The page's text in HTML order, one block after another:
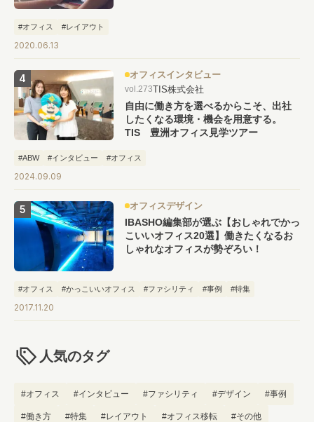
#オフィス #レイアウト
2020.06.13
オフィスインタビュー
vol.273TIS株式会社
自由に働き方を選べるからこそ、出社
したくなる環境・機会を用意する。
TIS 豊洲オフィス見学ツアー
#ABW #インタビュー #オフィス
2024.09.09
オフィスデザイン
IBASHO編集部が選ぶ【おしゃれでかっ
こいいオフィス20選】働きたくなるお
しゃれなオフィスが勢ぞろい！
#オフィス #かっこいいオフィス #ファシリティ #事例 #特集
2017.11.20
人気のタグ
#オフィス #インタビュー #ファシリティ #デザイン #事例
#働き方 #特集 #レイアウト #オフィス移転 #その他